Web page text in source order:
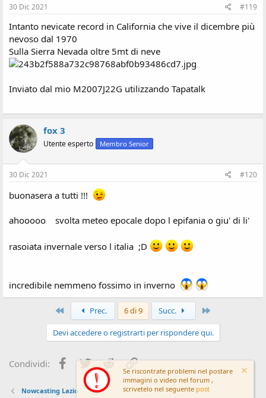
30 Dic 2021 #119
Intanto nevicate record in California che vive il dicembre più
nevoso dal 1970
Sulla Sierra Nevada oltre 5mt di neve
Inviato dal mio M2007J22G utilizzando Tapatalk
fox 3
Utente esperto Membro Senior
30 Dic 2021 #120
buonasera a tutti !!!
ahooooo svolta meteo epocale dopo l epifania o giu' di li'
rasoiata invernale verso l italia ;D
incredibile nemmeno fossimo in inverno
Primo Prec. 6 di 9 Succ.
Devi accedere o registrarti per rispondere qui.
Condividi: Facebook
TwitterRedditLink
Nowcasting Lazio
Se riscontrate problemi nel postare
immagini o video nel forum ,
scrivetelo nel seguente post